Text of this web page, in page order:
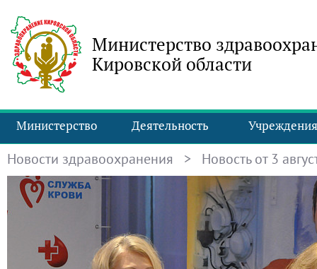
Министерство
Кировской области
Министерство Деятельность Учреждения
Новости здравоохранения > Новость от 3